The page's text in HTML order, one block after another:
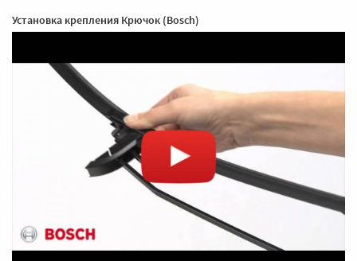
Установка крепления Крючок (Bosch)